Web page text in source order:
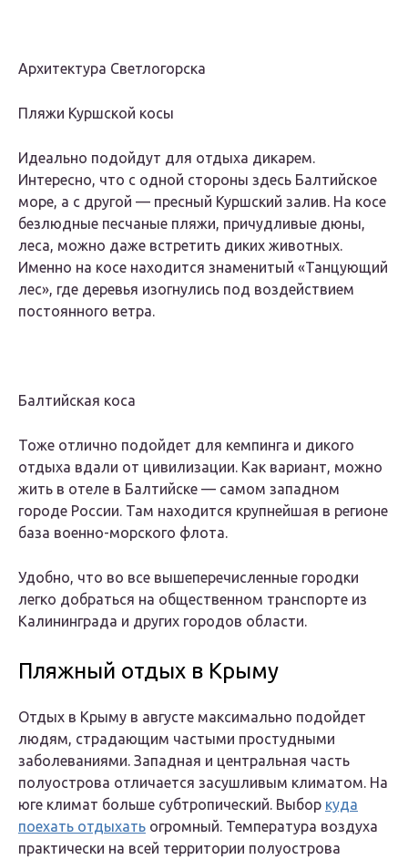
Архитектура Светлогорска
Пляжи Куршской косы
Идеально подойдут для отдыха дикарем.
Интересно, что с одной стороны здесь Балтийское
море, а с другой — пресный Куршский залив. На косе
безлюдные песчаные пляжи, причудливые дюны,
леса, можно даже встретить диких животных.
Именно на косе находится знаменитый «Танцующий
лес», где деревья изогнулись под воздействием
постоянного ветра.
Балтийская коса
Тоже отлично подойдет для кемпинга и дикого
отдыха вдали от цивилизации. Как вариант, можно
жить в отеле в Балтийске — самом западном
городе России. Там находится крупнейшая в регионе
база военно-морского флота.
Удобно, что во все вышеперечисленные городки
легко добраться на общественном транспорте из
Калининграда и других городов области.
Пляжный отдых в Крыму
Отдых в Крыму в августе максимально подойдет
людям, страдающим частыми простудными
заболеваниями. Западная и центральная часть
полуострова отличается засушливым климатом. На
юге климат больше субтропический. Выбор куда
поехать отдыхать огромный. Температура воздуха
практически на всей территории полуострова